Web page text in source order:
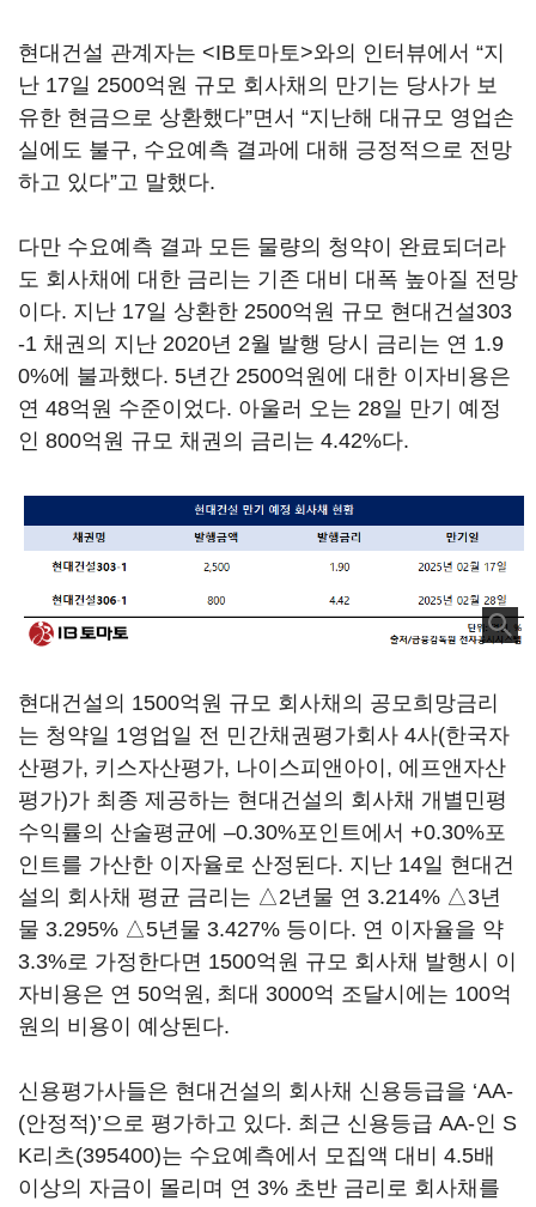
현대건설 관계자는 <IB토마토>와의 인터뷰에서 “지
난 17일 2500억원 규모 회사채의 만기는 당사가 보
유한 현금으로 상환했다”면서 “지난해 대규모 영업손
실에도 불구, 수요예측 결과에 대해 긍정적으로 전망
하고 있다”고 말했다.
다만 수요예측 결과 모든 물량의 청약이 완료되더라
도 회사채에 대한 금리는 기존 대비 대폭 높아질 전망
이다. 지난 17일 상환한 2500억원 규모 현대건설303
-1 채권의 지난 2020년 2월 발행 당시 금리는 연 1.9
0%에 불과했다. 5년간 2500억원에 대한 이자비용은
연 48억원 수준이었다. 아울러 오는 28일 만기 예정
인 800억원 규모 채권의 금리는 4.42%다.
현대건설의 1500억원 규모 회사채의 공모희망금리
는 청약일 1영업일 전 민간채권평가회사 4사(한국자
산평가, 키스자산평가, 나이스피앤아이, 에프앤자산
평가)가 최종 제공하는 현대건설의 회사채 개별민평
수익률의 산술평균에 –0.30%포인트에서 +0.30%포
인트를 가산한 이자율로 산정된다. 지난 14일 현대건
설의 회사채 평균 금리는 △2년물 연 3.214% △3년
물 3.295% △5년물 3.427% 등이다. 연 이자율을 약
3.3%로 가정한다면 1500억원 규모 회사채 발행시 이
자비용은 연 50억원, 최대 3000억 조달시에는 100억
원의 비용이 예상된다.
신용평가사들은 현대건설의 회사채 신용등급을 ‘AA-
(안정적)’으로 평가하고 있다. 최근 신용등급 AA-인 S
K리츠(395400)는 수요예측에서 모집액 대비 4.5배
이상의 자금이 몰리며 연 3% 초반 금리로 회사채를